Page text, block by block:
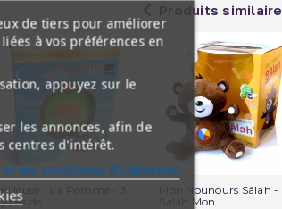
Produits
- La Pomme - 3
de...
Mon Nounours Sâlah -
Salah Mon...
de tiers pour améliorer
à vos préférences en
appuyez sur le
les annonces, afin de
centres d'intérêt.
les conditions d'utilisation